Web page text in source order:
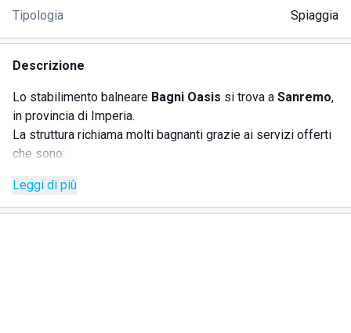
Tipologia Spiaggia
Descrizione
Lo stabilimento balneare Bagni Oasis si trova a Sanremo,
in provincia di Imperia.
La struttura richiama molti bagnanti grazie ai servizi offerti
che sono:
spiaggia attrezzata;
Leggi di più